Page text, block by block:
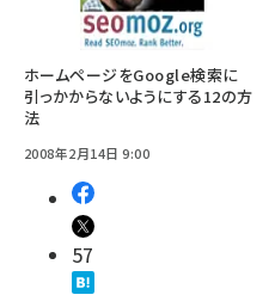
ホームページをGoogle検索に
引っかからないようにする12の方
法
2008年2月14日 9:00
57